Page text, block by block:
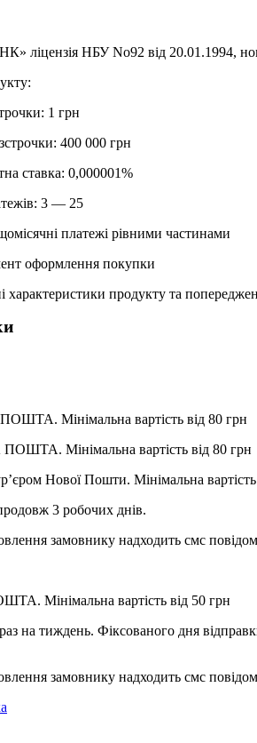
НБУ No92 від 20.01.1994,
1 грн
400 000 грн
ставка: 0,000001%
3 — 25
платежі рівними частинами
оформлення покупки
характеристики продукту та
Мінімальна вартість від 80 грн
Мінімальна вартість від 80 грн
Нової Пошти. Мінімальна вартість
3 робочих днів.
замовнику надходить смс
Мінімальна вартість від 50 грн
раз на тиждень. Фіксованого дня
замовнику надходить смс